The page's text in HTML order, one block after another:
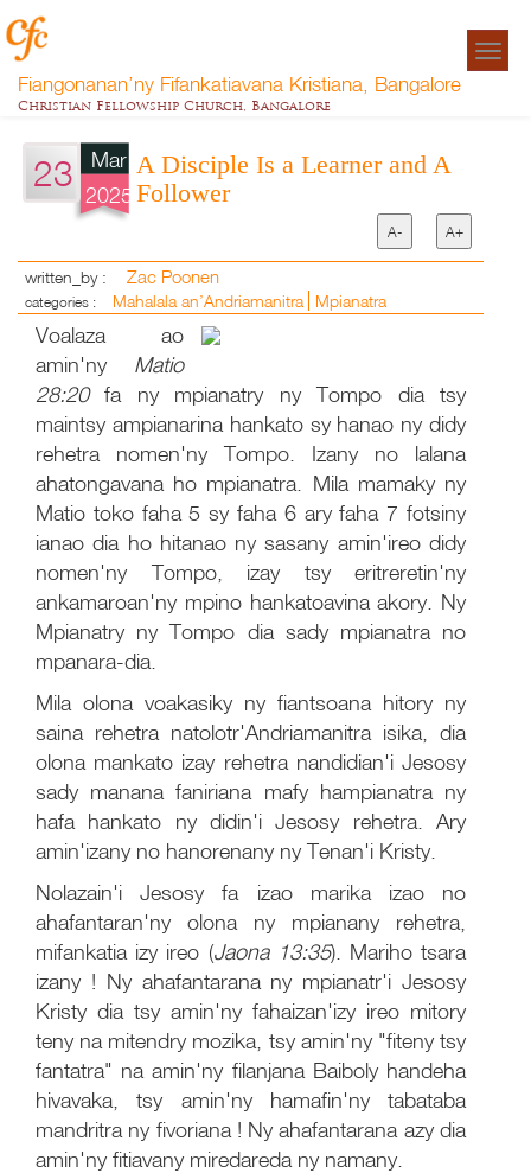
Fiangonanan’ny Fifankatiavana Kristiana, Bangalore
Christian Fellowship Church, Bangalore
23
Mar
2025
A Disciple Is a Learner and A
Follower
A- A+
written_by : Zac Poonen
categories : Mahalala an’Andriamanitra Mpianatra
Voalaza ao
amin'ny Matio
28:20fa ny mpianatry ny Tompo dia tsy
maintsy ampianarina hankato sy hanao ny didy
rehetra nomen'ny Tompo. Izany no lalana
ahatongavana ho mpianatra. Mila mamaky ny
Matio toko faha 5 sy faha 6 ary faha 7 fotsiny
ianao dia ho hitanao ny sasany amin'ireo didy
nomen'ny Tompo, izay tsy eritreretin'ny
ankamaroan'ny mpino hankatoavina akory. Ny
Mpianatry ny Tompo dia sady mpianatra no
mpanara-dia.
Mila olona voakasiky ny fiantsoana hitory ny
saina rehetra natolotr'Andriamanitra isika, dia
olona mankato izay rehetra nandidian'i Jesosy
sady manana faniriana mafy hampianatra ny
hafa hankato ny didin'i Jesosy rehetra. Ary
amin'izany no hanorenany ny Tenan'i Kristy.
Nolazain'i Jesosy fa izao marika izao no
ahafantaran'ny olona ny mpianany rehetra,
mifankatia izy ireo (Jaona 13:35). Mariho tsara
izany ! Ny ahafantarana ny mpianatr'i Jesosy
Kristy dia tsy amin'ny fahaizan'izy ireo mitory
teny na mitendry mozika, tsy amin'ny "fiteny tsy
fantatra" na amin'ny filanjana Baiboly handeha
hivavaka, tsy amin'ny hamafin'ny tabataba
mandritra ny fivoriana ! Ny ahafantarana azy dia
amin'ny fitiavany miredareda ny namany.